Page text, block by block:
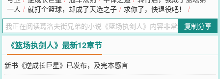
人！PS：已有完本小说《中锋之道》、《壹号卫》，人品保证，安心
入坑。
您要是觉得《篮场执剑人》还不错的话请不要忘记向您QQ群和微博微
信里的朋友推荐哦！
一人 / 就打个篮球，却成了天选之子 / 求你了，快退役吧！
/
复制分享
《篮场执剑人》最新12章节
新书《逆成长巨星》已发布，及完本感言